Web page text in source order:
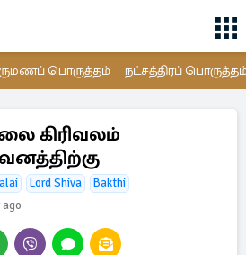
பொருத்தம் நட்சத்திரப்
கிரிவலம்
Lord Shiva
Bakthi
ago